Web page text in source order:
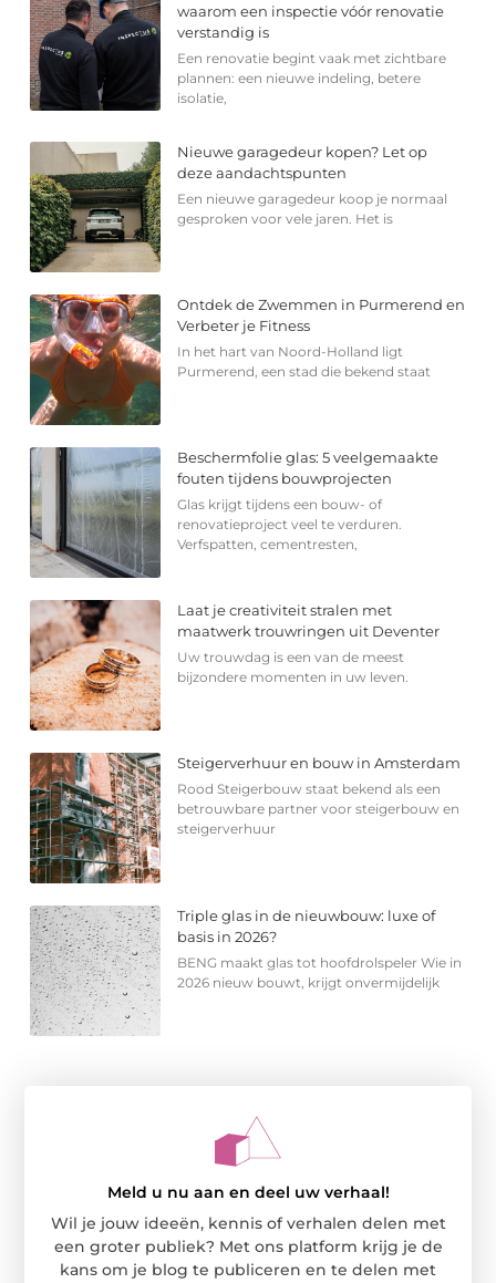
waarom een inspectie vóór renovatie
verstandig is
Een renovatie begint vaak met zichtbare
plannen: een nieuwe indeling, betere
isolatie,
Nieuwe garagedeur kopen? Let op
deze aandachtspunten
Een nieuwe garagedeur koop je normaal
gesproken voor vele jaren. Het is
Ontdek de Zwemmen in Purmerend en
Verbeter je Fitness
In het hart van Noord-Holland ligt
Purmerend, een stad die bekend staat
Beschermfolie glas: 5 veelgemaakte
fouten tijdens bouwprojecten
Glas krijgt tijdens een bouw- of
renovatieproject veel te verduren.
Verfspatten, cementresten,
Laat je creativiteit stralen met
maatwerk trouwringen uit Deventer
Uw trouwdag is een van de meest
bijzondere momenten in uw leven.
Steigerverhuur en bouw in Amsterdam
Rood Steigerbouw staat bekend als een
betrouwbare partner voor steigerbouw en
steigerverhuur
Triple glas in de nieuwbouw: luxe of
basis in 2026?
BENG maakt glas tot hoofdrolspeler Wie in
2026 nieuw bouwt, krijgt onvermijdelijk
Meld u nu aan en deel uw verhaal!
Wil je jouw ideeën, kennis of verhalen delen met
een groter publiek? Met ons platform krijg je de
kans om je blog te publiceren en te delen met